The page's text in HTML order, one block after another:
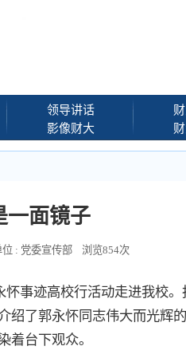
领导讲话
影像财大
一面镜子
位 : 党委宣传部 浏览854次
事迹高校行活动走进我校
绍了郭永怀同志伟大而光辉
着台下观众。